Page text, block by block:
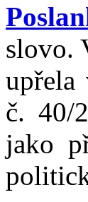
slovo.
č. 40/
jako